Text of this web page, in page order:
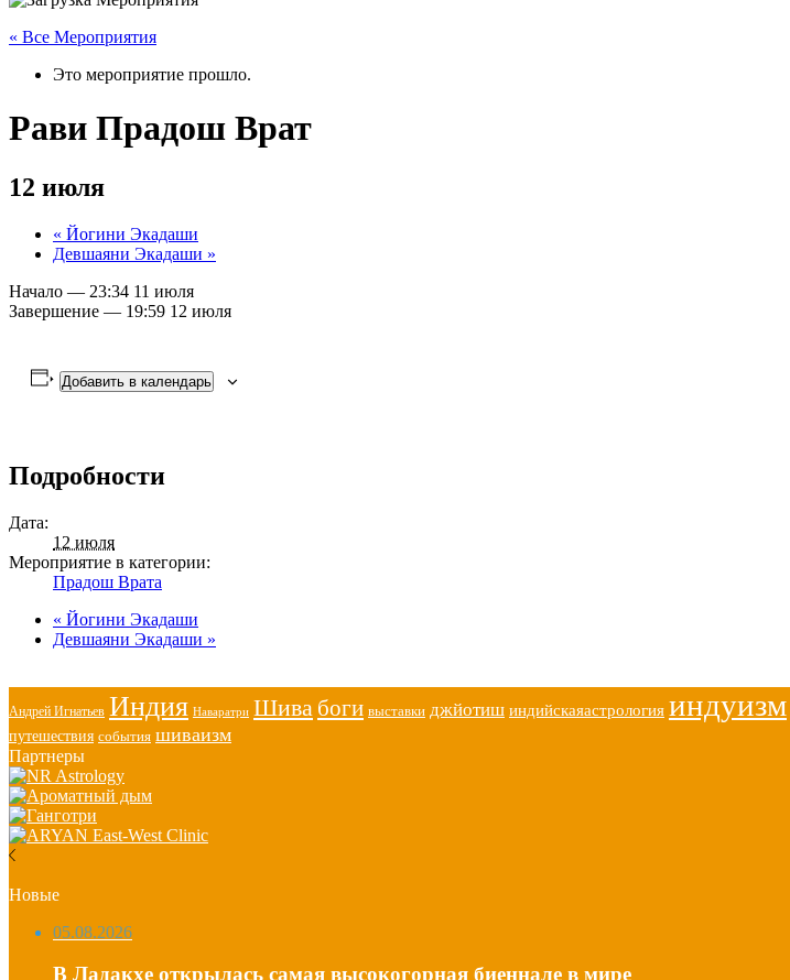
« Все Мероприятия
Это мероприятие прошло.
Рави Прадош Врат
12 июля
« Йогини Экадаши
Девшаяни Экадаши »
Начало — 23:34 11 июля
Завершение — 19:59 12 июля
Добавить в календарь
Подробности
Дата:
12 июля
Мероприятие в категории:
Прадош Врата
« Йогини Экадаши
Девшаяни Экадаши »
Андрей Игнатьев Индия Наваратри Шива боги выставки джйотиш индийскаяастрология индуизм
путешествия события шиваизм
Партнеры
Новые
05.08.2026
В Ладакхе открылась самая высокогорная биеннале в мире